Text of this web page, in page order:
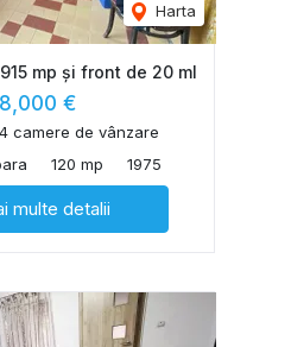
Harta
mp și front de 20 ml
€
camere de vânzare
120 mp 1975
multe detalii